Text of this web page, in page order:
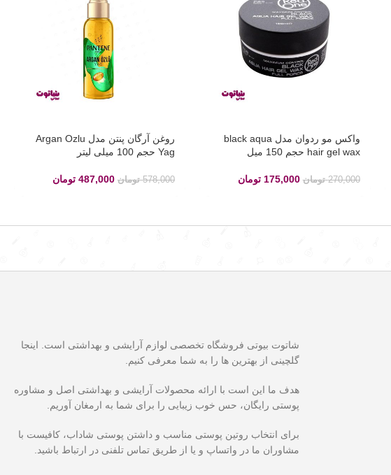
واکس مو ردوان مدل black aqua
hair gel wax حجم 150 میل
270,000 تومان 175,000 تومان
روغن آرگان پنتن مدل Argan Ozlu
Yag حجم 100 میلی لیتر
578,000 تومان 487,000 تومان
شاتوت بیوتی فروشگاه تخصصی لوازم آرایشی و بهداشتی است. اینجا
گلچینی از بهترین ها را به شما معرفی کنیم.
هدف ما این است با ارائه محصولات آرایشی و بهداشتی اصل و مشاوره
پوستی رایگان، حس خوب زیبایی را برای شما به ارمغان آوریم.
برای انتخاب روتین پوستی مناسب و داشتن پوستی شاداب، کافیست با
مشاوران ما در واتساپ و یا از طریق تماس تلفنی در ارتباط باشید.